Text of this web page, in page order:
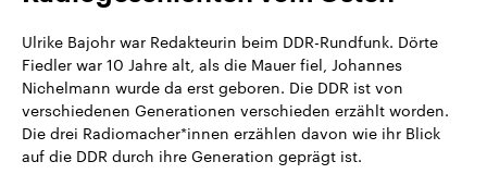
Ulrike Bajohr war Redakteurin beim DDR-Rundfunk. Dörte
Fiedler war 10 Jahre alt, als die Mauer fiel, Johannes
Nichelmann wurde da erst geboren. Die DDR ist von
verschiedenen Generationen verschieden erzählt worden.
Die drei Radiomacher*innen erzählen davon wie ihr Blick
auf die DDR durch ihre Generation geprägt ist.